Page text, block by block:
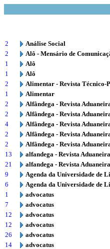
2
Análise Social
2
Alô - Mensário de
1
Alô
1
Alô
2
Alimentar - Revista Técnico-
1
Alimentar
2
Alfândega - Revista
2
Alfândega - Revista
4
Alfândega - Revista
2
Alfândega - Revista
2
Alfândega - Revista
13
alfandega - Revista Aduaneira
21
alfandega - Revista Aduaneira
9
Agenda da Universidade de
6
Agenda da Universidade de
1
advocatus
7
advocatus
12
advocatus
12
advocatus
26
advocatus
14
advocatus